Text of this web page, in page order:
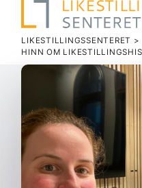
LIKESTILLINGSSENTERET >
HINN OM